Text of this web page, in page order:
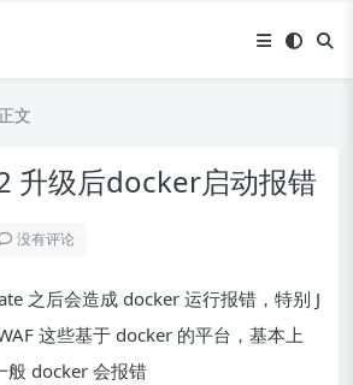
正文
升级后docker启动报错
没有评论
之后会造成 docker 运行报错，特别 J
这些基于 docker 的平台，基本上
般 docker 会报错